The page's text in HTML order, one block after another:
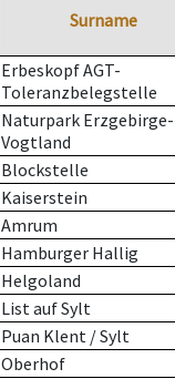
Surname
Erbeskopf AGT-
Toleranzbelegstelle
Naturpark Erzgebirge-
Vogtland
Blockstelle
Kaiserstein
Amrum
Hamburger Hallig
Helgoland
List auf Sylt
Puan Klent / Sylt
Oberhof